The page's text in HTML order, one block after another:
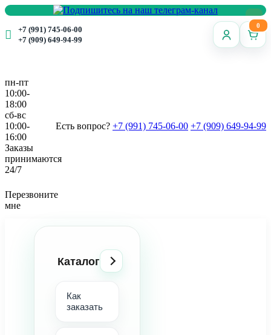
+7 (991) 745-06-00
+7 (909) 649-94-99
0
пн-пт
10:00-
18:00
сб-вс
10:00-
16:00
Заказы
принимаются
24/7
Есть вопрос? +7 (991) 745-06-00 +7 (909) 649-94-99
Перезвоните
мне
Каталог
Как
заказать